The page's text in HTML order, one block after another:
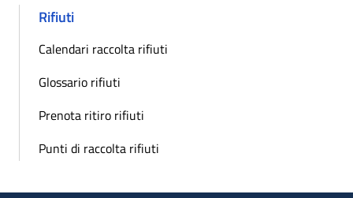
Rifiuti
Calendari raccolta rifiuti
Glossario rifiuti
Prenota ritiro rifiuti
Punti di raccolta rifiuti